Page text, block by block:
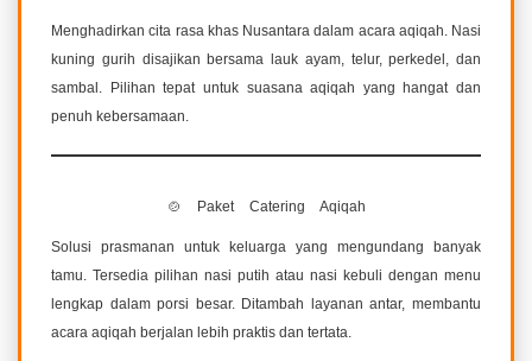
Menghadirkan cita rasa khas Nusantara dalam acara aqiqah. Nasi
kuning gurih disajikan bersama lauk ayam, telur, perkedel, dan
sambal. Pilihan tepat untuk suasana aqiqah yang hangat dan
penuh kebersamaan.
🍲 Paket Catering Aqiqah
Solusi prasmanan untuk keluarga yang mengundang banyak
tamu. Tersedia pilihan nasi putih atau nasi kebuli dengan menu
lengkap dalam porsi besar. Ditambah layanan antar, membantu
acara aqiqah berjalan lebih praktis dan tertata.